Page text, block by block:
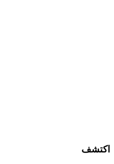
اكتشف